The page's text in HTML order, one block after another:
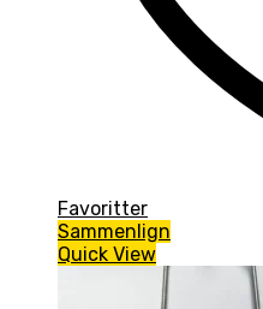
Favoritter
Sammenlign
Quick View